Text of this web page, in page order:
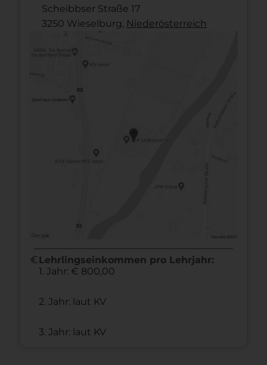
Scheibbser Straße 17
3250 Wieselburg, Nieder­österreich
euro Lehrlingseinkommen pro Lehrjahr:
1. Jahr: € 800,00
2. Jahr: laut KV
3. Jahr: laut KV